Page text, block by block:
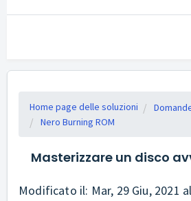
Home page delle soluzioni
Nero Burning ROM
Masterizzare un disco
Modificato il: Mar, 29 Giu, 2021